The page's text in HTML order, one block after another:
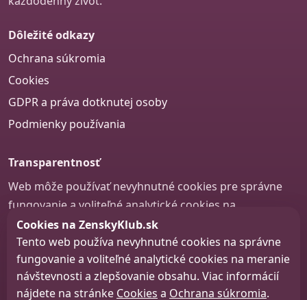
Dôležité odkazy
Ochrana súkromia
Cookies
GDPR a práva dotknutej osoby
Podmienky používania
Transparentnosť
Web môže používať nevyhnutné cookies pre správne
fungovanie a voliteľné analytické cookies na
zlepšovanie obsahu a používateľskej skúsenosti.
Nastavenie cookies
© 2026 zenskyklub.sk
Cookies na ZenskyKlub.sk
Tento web používa nevyhnutné cookies na správne
fungovanie a voliteľné analytické cookies na meranie
návštevnosti a zlepšovanie obsahu. Viac informácií
nájdete na stránke Cookies a Ochrana súkromia.